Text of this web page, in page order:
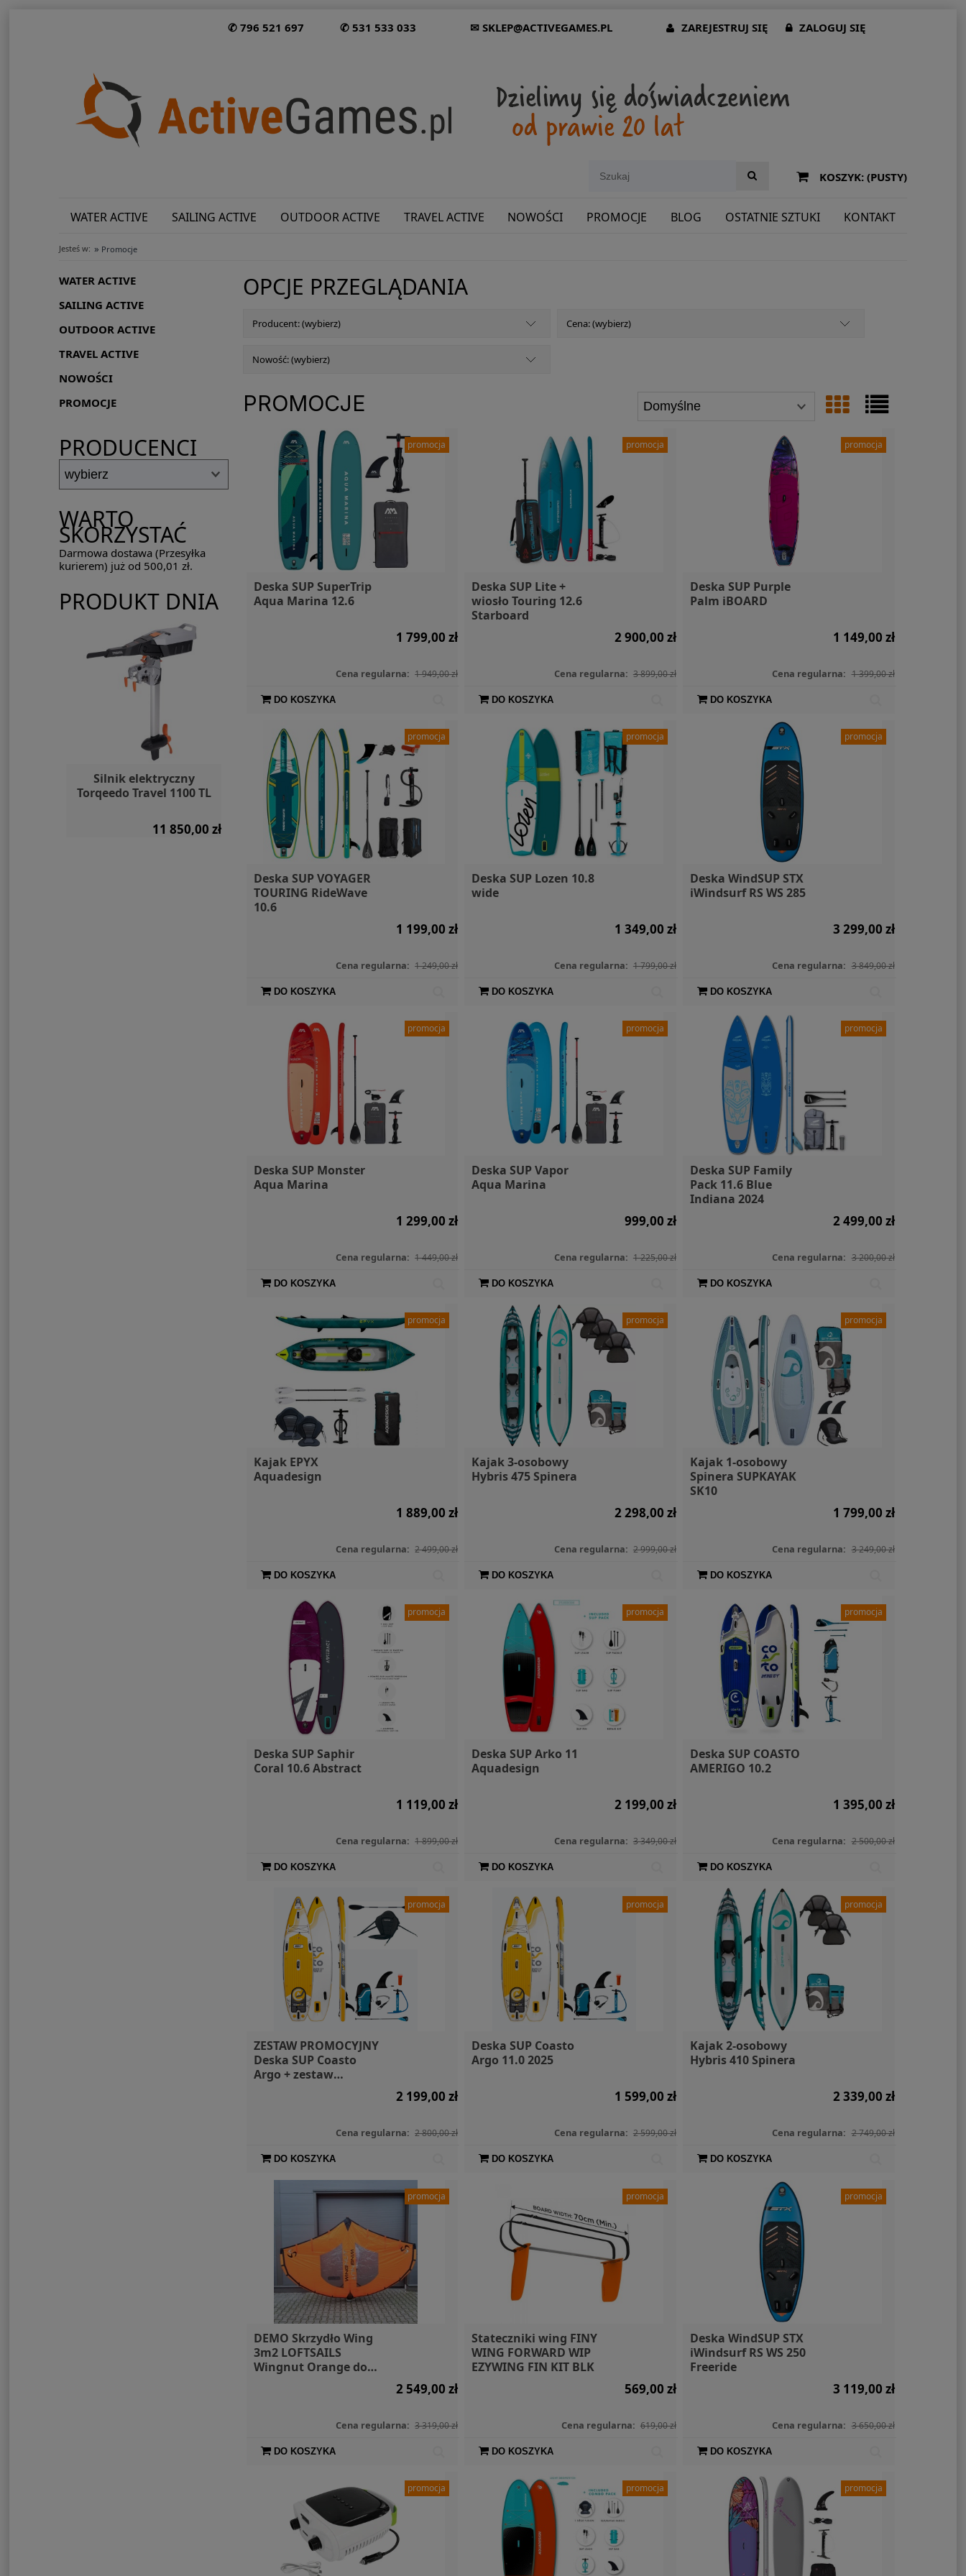
✆ 796 521 697 ✆ 531 533 033 ✉ SKLEP@ACTIVEGAMES.PL ZAREJESTRUJ SIĘ ZALOGUJ SIĘ
KOSZYK: (PUSTY)
WATER ACTIVE SAILING ACTIVE OUTDOOR ACTIVE TRAVEL ACTIVE NOWOŚCI PROMOCJE BLOG OSTATNIE SZTUKI KONTAKT
Jesteś w: » Promocje
WATER ACTIVE
SAILING ACTIVE
OUTDOOR ACTIVE
TRAVEL ACTIVE
NOWOŚCI
PROMOCJE
PRODUCENCI
WARTO
SKORZYSTAĆ
Darmowa dostawa (Przesyłka
kurierem) już od 500,01 zł.
PRODUKT DNIA
Silnik elektryczny
Torqeedo Travel 1100 TL
11 850,00 zł
Skuter podwodny /
napęd elektryczny
Waydoo Subnado
1 499,00 zł
Wodoodporna torba 2l
Dry Bag Aqua Marina
65,00 zł
Restube PFD - bojka
asekuracyjna
SIGG Butelka X Moomin
Stinky 0,6l
OPCJE PRZEGLĄDANIA
Producent: (wybierz) Cena: (wybierz)
Nowość: (wybierz)
PROMOCJE
Deska SUP SuperTrip
Aqua Marina 12.6
1 799,00 zł
Cena regularna: 1 949,00 zł
DO KOSZYKA
promocja
Deska SUP Lite +
wiosło Touring 12.6
Starboard
2 900,00 zł
Cena regularna: 3 899,00 zł
DO KOSZYKA
promocja
Deska SUP Purple
Palm iBOARD
1 149,00 zł
Cena regularna: 1 399,00 zł
DO KOSZYKA
promocja
Deska SUP VOYAGER
TOURING RideWave
10.6
1 199,00 zł
Cena regularna: 1 249,00 zł
DO KOSZYKA
promocja
Deska SUP Lozen 10.8
wide
1 349,00 zł
Cena regularna: 1 799,00 zł
DO KOSZYKA
promocja
Deska WindSUP STX
iWindsurf RS WS 285
3 299,00 zł
Cena regularna: 3 849,00 zł
DO KOSZYKA
promocja
Deska SUP Monster
Aqua Marina
1 299,00 zł
Cena regularna: 1 449,00 zł
DO KOSZYKA
promocja
Deska SUP Vapor
Aqua Marina
999,00 zł
Cena regularna: 1 225,00 zł
DO KOSZYKA
promocja
Deska SUP Family
Pack 11.6 Blue
Indiana 2024
2 499,00 zł
Cena regularna: 3 200,00 zł
DO KOSZYKA
promocja
Kajak EPYX
Aquadesign
1 889,00 zł
Cena regularna: 2 499,00 zł
DO KOSZYKA
promocja
Kajak 3-osobowy
Hybris 475 Spinera
2 298,00 zł
Cena regularna: 2 999,00 zł
DO KOSZYKA
promocja
Kajak 1-osobowy
Spinera SUPKAYAK
SK10
1 799,00 zł
Cena regularna: 3 249,00 zł
DO KOSZYKA
promocja
Deska SUP Saphir
Coral 10.6 Abstract
1 119,00 zł
Cena regularna: 1 899,00 zł
DO KOSZYKA
promocja
Deska SUP Arko 11
Aquadesign
2 199,00 zł
Cena regularna: 3 349,00 zł
DO KOSZYKA
promocja
Deska SUP COASTO
AMERIGO 10.2
1 395,00 zł
Cena regularna: 2 500,00 zł
DO KOSZYKA
promocja
ZESTAW PROMOCYJNY
Deska SUP Coasto
Argo + zestaw
2 199,00 zł
Cena regularna: 2 800,00 zł
DO KOSZYKA
promocja
Deska SUP Coasto
Argo 11.0 2025
1 599,00 zł
Cena regularna: 2 599,00 zł
DO KOSZYKA
promocja
Kajak 2-osobowy
Hybris 410 Spinera
2 339,00 zł
Cena regularna: 2 749,00 zł
DO KOSZYKA
promocja
DEMO Skrzydło Wing
3m2 LOFTSAILS
Wingnut Orange do
2 549,00 zł
Cena regularna: 3 319,00 zł
DO KOSZYKA
promocja
Stateczniki wing FINY
WING FORWARD WIP
EZYWING FIN KIT BLK
569,00 zł
Cena regularna: 619,00 zł
DO KOSZYKA
promocja
Deska WindSUP STX
iWindsurf RS WS 250
Freeride
3 119,00 zł
Cena regularna: 3 650,00 zł
DO KOSZYKA
promocja
promocja promocja promocja